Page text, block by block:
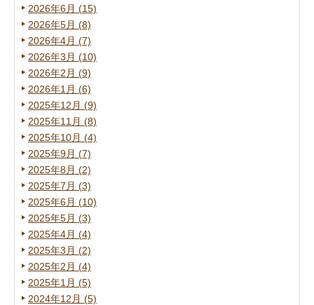
2026年6月 (15)
2026年5月 (8)
2026年4月 (7)
2026年3月 (10)
2026年2月 (9)
2026年1月 (6)
2025年12月 (9)
2025年11月 (8)
2025年10月 (4)
2025年9月 (7)
2025年8月 (2)
2025年7月 (3)
2025年6月 (10)
2025年5月 (3)
2025年4月 (4)
2025年3月 (2)
2025年2月 (4)
2025年1月 (5)
2024年12月 (5)